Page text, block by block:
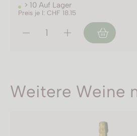
> 10 Auf Lager
Preis je l: CHF 18.15
Weitere Weine